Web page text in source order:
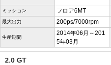
ミッション フロア6MT
最大出力 200ps/7000rpm
生産期間
2014年06月～201
5年03月
2.0 GT